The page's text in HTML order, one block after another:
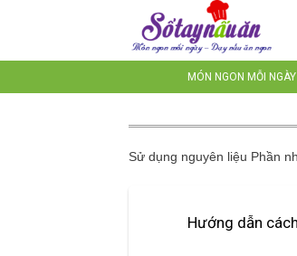
MÓN NGON MỖI NGÀY
Sử dụng nguyên liệu Phần
Hướng dẫn